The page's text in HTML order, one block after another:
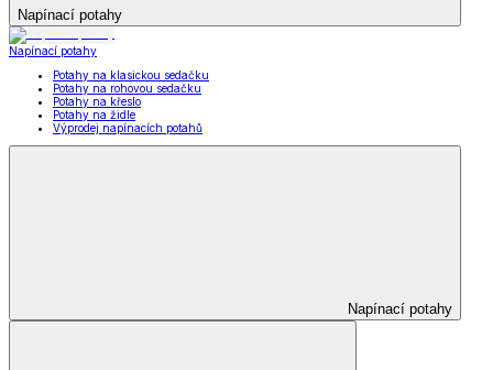
Napínací potahy
Napínací potahy
Potahy na klasickou sedačku
Potahy na rohovou sedačku
Potahy na křeslo
Potahy na židle
Výprodej napínacích potahů
Napínací potahy